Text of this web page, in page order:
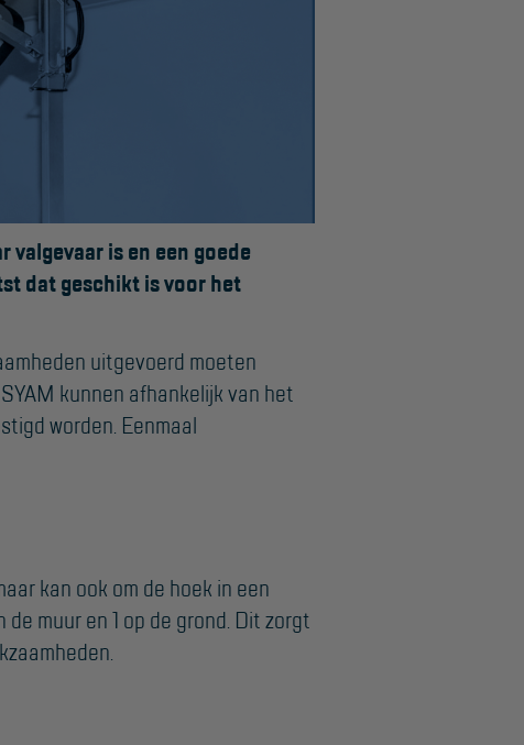
Projectvoorbeelden
is en een goede
dat geschikt is voor het
uitgevoerd moeten
kunnen afhankelijk van het
worden. Eenmaal
kan ook om de hoek in een
muur en 1 op de grond. Dit zorgt